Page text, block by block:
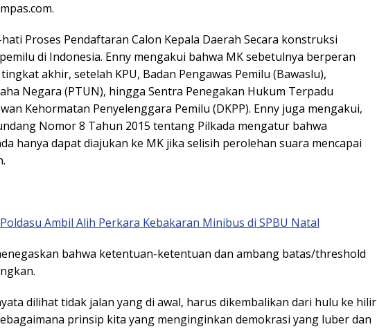
Proses Pendaftaran Calon Kepala Daerah Secara konstruksi
di Indonesia. Enny mengakui bahwa MK sebetulnya berperan
akhir, setelah KPU, Badan Pengawas Pemilu (Bawaslu),
Negara (PTUN), hingga Sentra Penegakan Hukum Terpadu
Kehormatan Penyelenggara Pemilu (DKPP). Enny juga mengakui,
Nomor 8 Tahun 2015 tentang Pilkada mengatur bahwa
hanya dapat diajukan ke MK jika selisih perolehan suara mencapai
Ambil Alih Perkara Kebakaran Minibus di SPBU Natal
bahwa ketentuan-ketentuan dan ambang batas/threshold
dilihat tidak jalan yang di awal, harus dikembalikan dari hulu ke hilir
prinsip kita yang menginginkan demokrasi yang luber dan